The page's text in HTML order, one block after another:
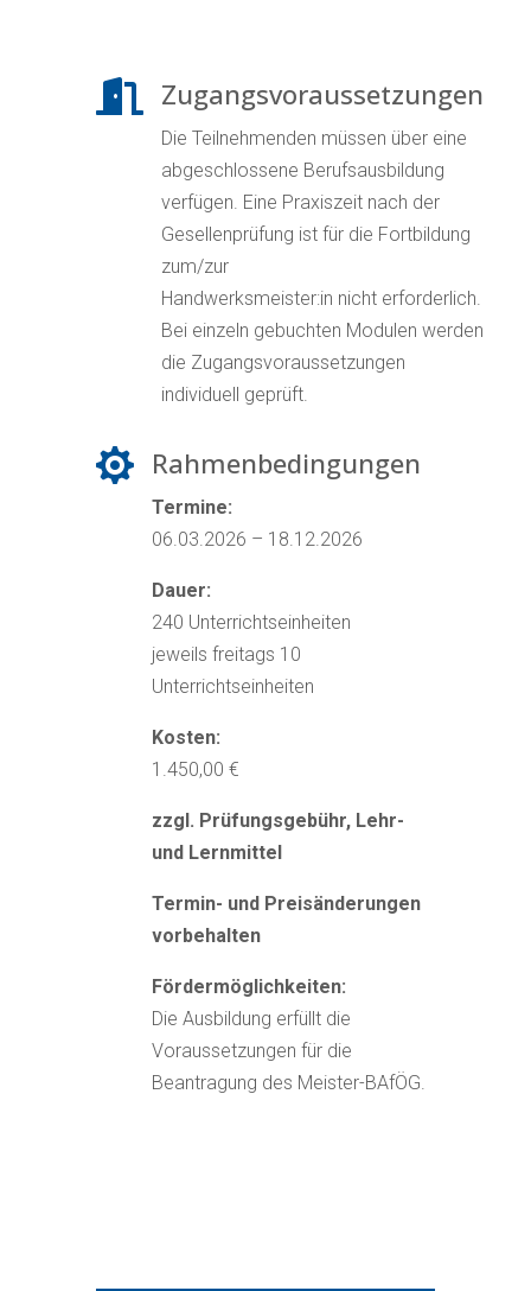
 Zugangsvoraussetzungen
Die Teilnehmenden müssen über eine
abgeschlossene Berufsausbildung
verfügen. Eine Praxiszeit nach der
Gesellenprüfung ist für die Fortbildung
zum/zur
Handwerksmeister:in nicht erforderlich.
Bei einzeln gebuchten Modulen werden
die Zugangsvoraussetzungen
individuell geprüft.
 Rahmenbedingungen
Termine:
06.03.2026 – 18.12.2026
Dauer:
240 Unterrichtseinheiten
jeweils freitags 10
Unterrichtseinheiten
Kosten:
1.450,00 €
zzgl. Prüfungsgebühr, Lehr-
und Lernmittel
Termin- und Preisänderungen
vorbehalten
Fördermöglichkeiten:
Die Ausbildung erfüllt die
Voraussetzungen für die
Beantragung des Meister-BAfÖG.